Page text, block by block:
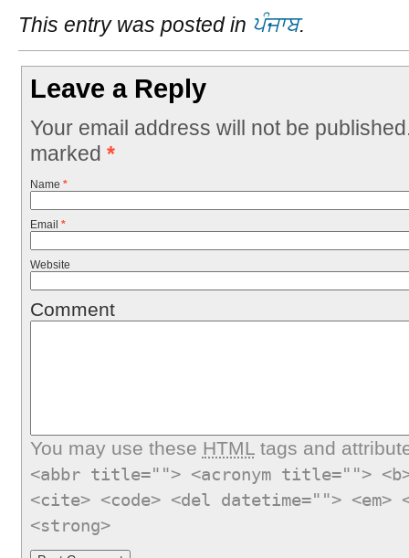
This entry was posted in ਪੰਜਾਬ.
Leave a Reply
Your email address will not be
marked *
Name *
Email *
Website
Comment
You may use these HTMLtags and
<abbr title=""> <acronym title="">
<cite> <code> <del datetime="">
<strong>